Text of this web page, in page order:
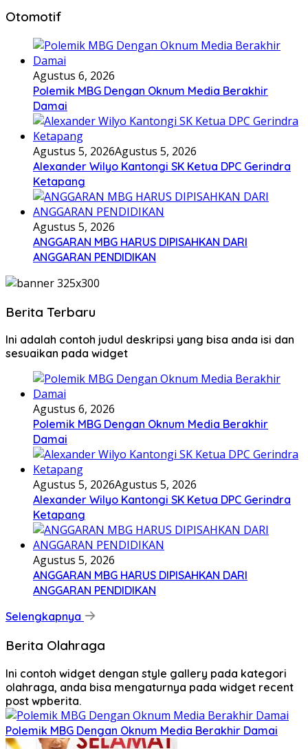
Otomotif
Agustus 6, 2026
Polemik MBG Dengan Oknum Media Berakhir
Damai
Agustus 5, 2026Agustus 5, 2026
Alexander Wilyo Kantongi SK Ketua DPC Gerindra
Ketapang
Agustus 5, 2026
ANGGARAN MBG HARUS DIPISAHKAN DARI
ANGGARAN PENDIDIKAN
Berita Terbaru
Ini adalah contoh judul deskripsi yang bisa anda isi dan
sesuaikan pada widget
Agustus 6, 2026
Polemik MBG Dengan Oknum Media Berakhir
Damai
Agustus 5, 2026Agustus 5, 2026
Alexander Wilyo Kantongi SK Ketua DPC Gerindra
Ketapang
Agustus 5, 2026
ANGGARAN MBG HARUS DIPISAHKAN DARI
ANGGARAN PENDIDIKAN
Selengkapnya
Berita Olahraga
Ini contoh widget dengan style gallery pada kategori
olahraga, anda bisa mengaturnya pada widget recent
post wpberita.
Polemik MBG Dengan Oknum Media Berakhir Damai